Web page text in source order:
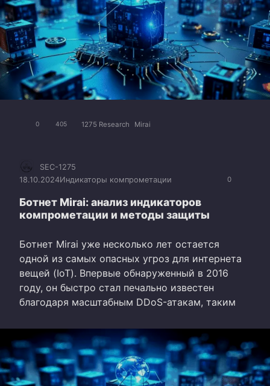
0 405 1275 Research Mirai
0
SEC-1275
18.10.2024Индикаторы компрометации
Ботнет Mirai: анализ индикаторов
компрометации и методы защиты
Ботнет Mirai уже несколько лет остается
одной из самых опасных угроз для интернета
вещей (IoT). Впервые обнаруженный в 2016
году, он быстро стал печально известен
благодаря масштабным DDoS-атакам, таким